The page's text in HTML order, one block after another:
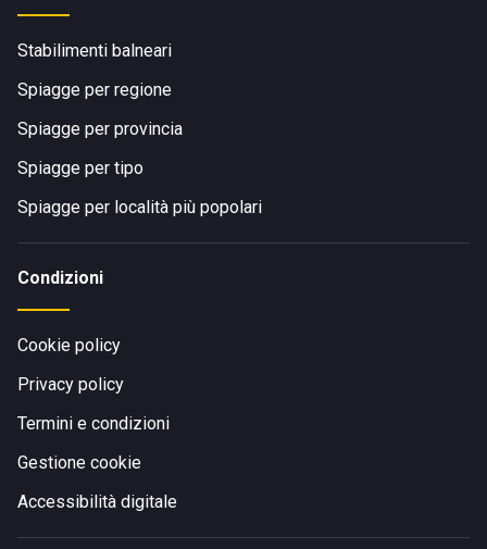
Stabilimenti balneari
Spiagge per regione
Spiagge per provincia
Spiagge per tipo
Spiagge per località più popolari
Condizioni
Cookie policy
Privacy policy
Termini e condizioni
Gestione cookie
Accessibilità digitale